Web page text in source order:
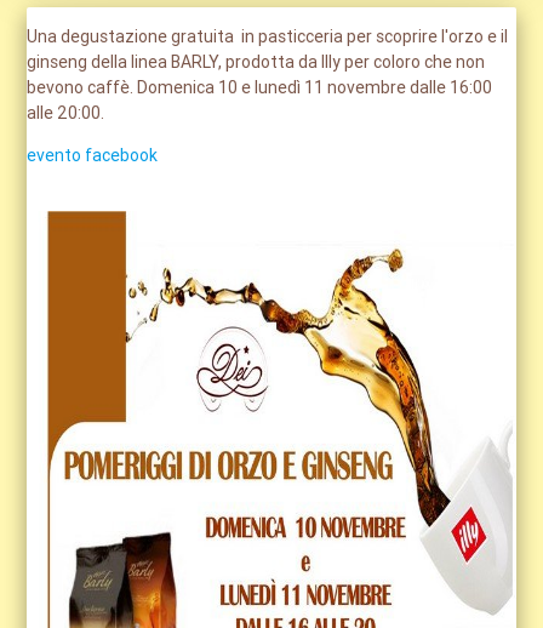
Una degustazione gratuita in pasticceria per scoprire l'orzo e il
ginseng della linea BARLY, prodotta da Illy per coloro che non
bevono caffè. Domenica 10 e lunedì 11 novembre dalle 16:00
alle 20:00.
evento facebook